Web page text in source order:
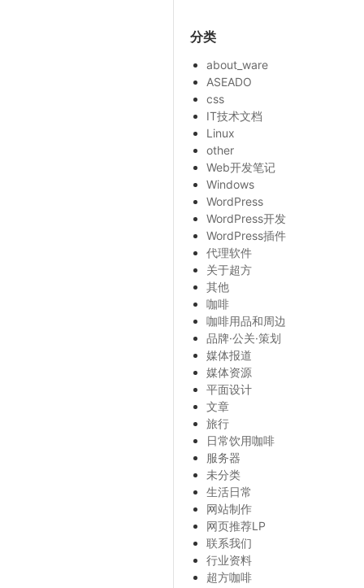
分类
about_ware
ASEADO
css
IT技术文档
Linux
other
Web开发笔记
Windows
WordPress
WordPress开发
WordPress插件
代理软件
关于超方
其他
咖啡
咖啡用品和周边
品牌·公关·策划
媒体报道
媒体资源
平面设计
文章
旅行
日常饮用咖啡
服务器
未分类
生活日常
网站制作
网页推荐LP
联系我们
行业资料
超方咖啡